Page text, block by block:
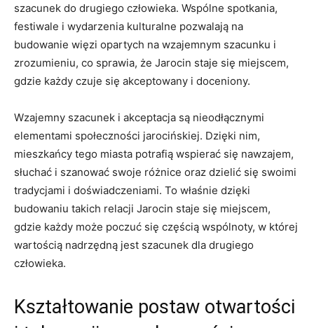
szacunek​ do⁢ drugiego człowieka. Wspólne ​spotkania,
festiwale i ⁣wydarzenia kulturalne pozwalają na
budowanie więzi opartych​ na wzajemnym szacunku i
zrozumieniu,‍ co sprawia, że Jarocin ⁣staje się miejscem,​
gdzie każdy czuje się akceptowany i doceniony.
Wzajemny szacunek i‍ akceptacja są nieodłącznymi
elementami społeczności jarocińskiej. Dzięki nim,
⁢mieszkańcy tego miasta potrafią wspierać się nawzajem,
słuchać i​ szanować swoje różnice‍ oraz dzielić się​ swoimi
tradycjami i doświadczeniami. To właśnie dzięki
budowaniu takich ‌relacji‌ Jarocin staje się​ miejscem,
gdzie każdy ⁣może poczuć⁤ się częścią⁤ wspólnoty, w której
wartością nadrzędną jest​ szacunek dla​ drugiego
człowieka.
Kształtowanie ‌postaw otwartości⁣